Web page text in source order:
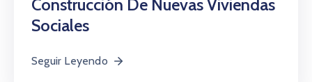
Construcción De Nuevas Viviendas
Sociales
Seguir Leyendo